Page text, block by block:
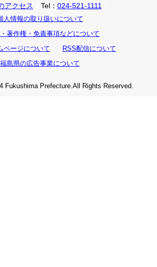
アクセス Tel： 024-521-1111
人情報の取り扱いについて
著作権・免責事項などについて
ページについて
RSS配信について
福島県の広告事業について
Fukushima Prefecture.All Rights Reserved.